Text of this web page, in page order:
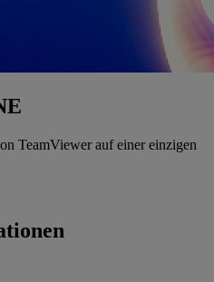
TeamViewer auf einer einzigen